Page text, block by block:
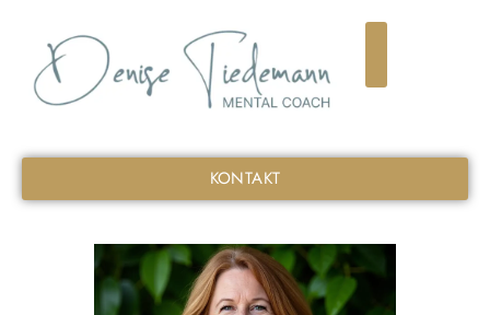
KONTAKT